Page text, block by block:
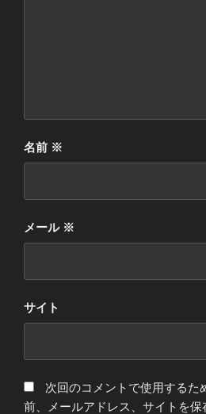
名前 ※
メール ※
サイト
次回のコメントで使用するた
前、メールアドレス、サイトを保